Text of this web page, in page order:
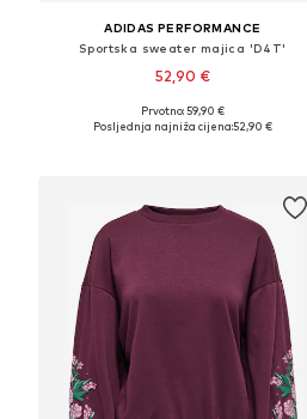
ADIDAS PERFORMANCE
Sportska sweater majica 'D4T'
52,90 €
Dostupne veličine: XS, S, M, L, XL
Prvotno: 59,90 €
Posljednja najniža cijena:52,90 €